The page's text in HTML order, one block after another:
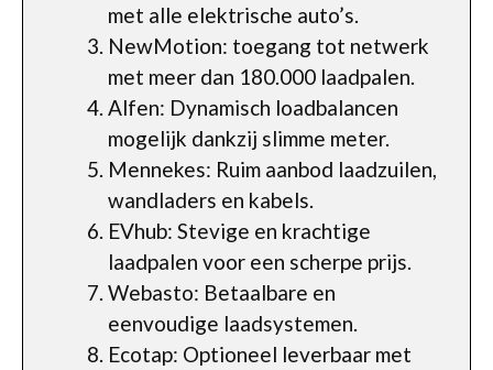
met alle elektrische auto’s.
NewMotion: toegang tot netwerk
met meer dan 180.000 laadpalen.
Alfen: Dynamisch loadbalancen
mogelijk dankzij slimme meter.
Mennekes: Ruim aanbod laadzuilen,
wandladers en kabels.
EVhub: Stevige en krachtige
laadpalen voor een scherpe prijs.
Webasto: Betaalbare en
eenvoudige laadsystemen.
Ecotap: Optioneel leverbaar met